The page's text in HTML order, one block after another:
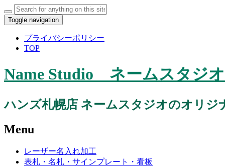
Toggle navigation
プライバシーポリシー
TOP
Name Studio ネームスタ
ハンズ札幌店 ネームスタジオのオリジ
Menu
レーザー名入れ加工
表札・名札・サインプレート・看板